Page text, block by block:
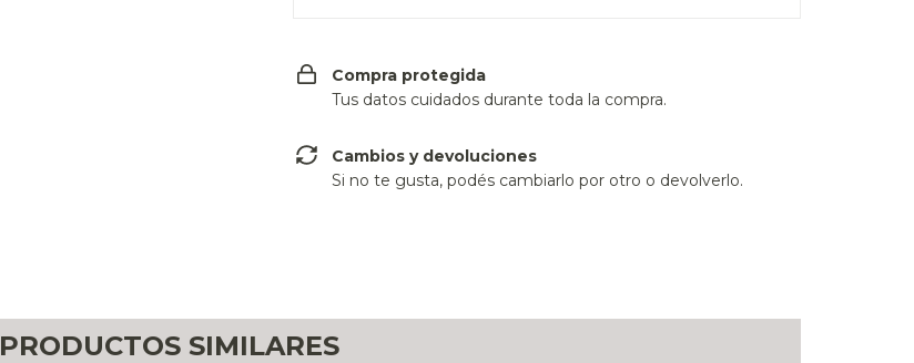
Compra protegida
Tus datos cuidados durante toda la compra.
Cambios y devoluciones
Si no te gusta, podés cambiarlo por otro o devolverlo.
PRODUCTOS SIMILARES